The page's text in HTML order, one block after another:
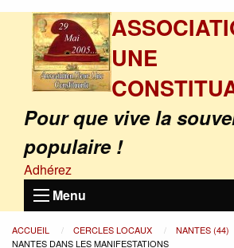
UNE
Pour que vive la
populaire !
Adhérez
Menu
ACCUEIL CERCLES LOCAUX
NANTES (44)
NANTES DANS LES MANIFESTATIONS